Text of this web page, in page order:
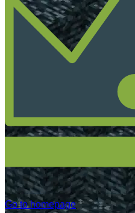
Go to homepage